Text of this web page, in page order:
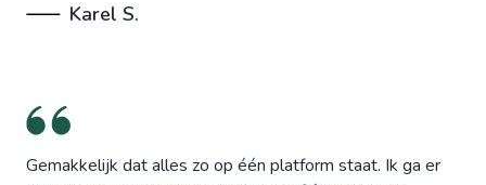
Karel S.
Gemakkelijk dat alles zo op één platform staat. Ik ga er